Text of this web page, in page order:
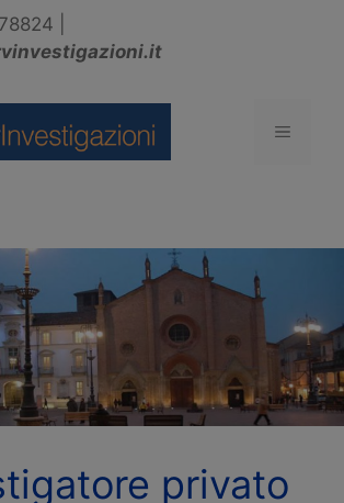
Menu
privato